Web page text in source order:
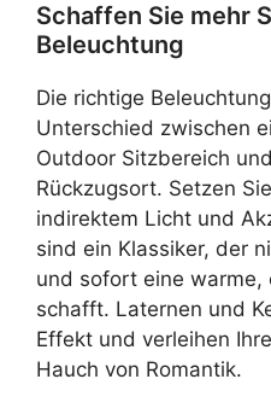
Schaffen Sie mehr
Beleuchtung
Die richtige
Unterschied zwischen
Outdoor Sitzbereich
Rückzugsort. Setzen
indirektem Licht und
sind ein Klassiker, der
und sofort eine warme,
schafft. Laternen und
Effekt und verleihen
Hauch von Romantik.